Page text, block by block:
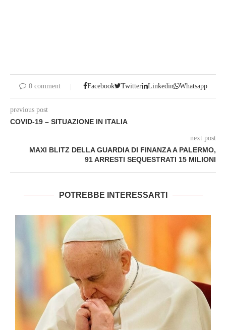
0 comment Facebook Twitter Linkedin Whatsapp
previous post
COVID-19 – SITUAZIONE IN ITALIA
next post
MAXI BLITZ DELLA GUARDIA DI FINANZA A PALERMO,
91 ARRESTI SEQUESTRATI 15 MILIONI
POTREBBE INTERESSARTI